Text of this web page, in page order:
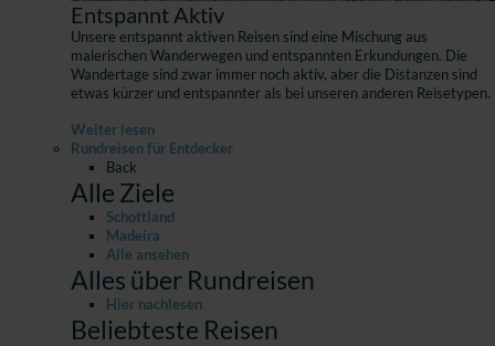
Entspannt Aktiv
Unsere entspannt aktiven Reisen sind eine Mischung aus
malerischen Wanderwegen und entspannten Erkundungen. Die
Wandertage sind zwar immer noch aktiv, aber die Distanzen sind
etwas kürzer und entspannter als bei unseren anderen Reisetypen.
Weiter lesen
Rundreisen für Entdecker
Back
Alle Ziele
Schottland
Madeira
Alle ansehen
Alles über Rundreisen
Hier nachlesen
Beliebteste Reisen